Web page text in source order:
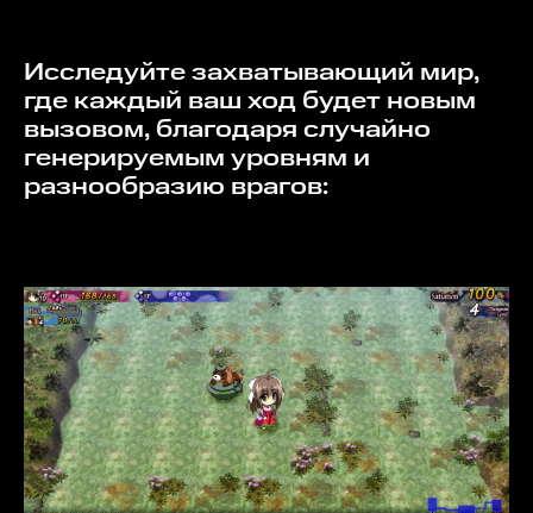
Исследуйте захватывающий мир,
где каждый ваш ход будет новым
вызовом, благодаря случайно
генерируемым уровням и
разнообразию врагов: